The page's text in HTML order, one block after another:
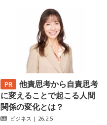
他責思考から自責思考
に変えることで起こる人間
関係の変化とは？
ビジネス | 26.2.5